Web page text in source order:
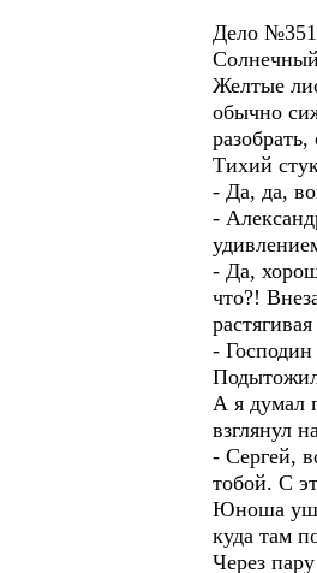
Дело
Желтые
обычно
Тихий
- Да, да,
-
- Да,
что?!
-
А я думал
взглянул
- Сергей,
тобой. С
Юноша
куда там
Через